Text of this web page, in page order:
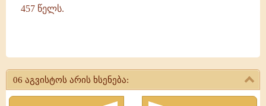
457 წელს.
ედესელმა
06 აგვისტოს არის ხსენება: